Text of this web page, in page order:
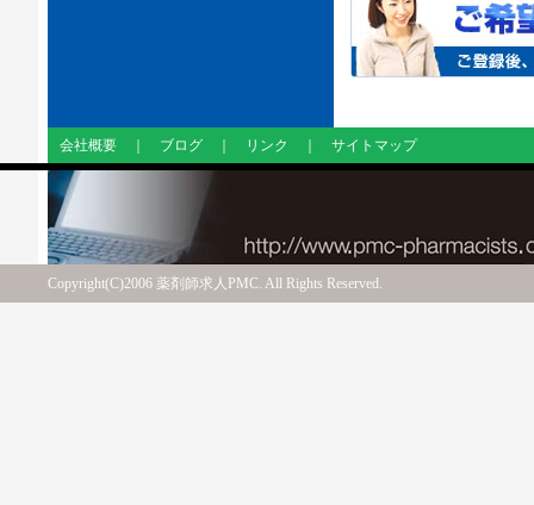
会社概要 ブログ リンク サイトマップ
Copyright(C)2006 薬剤師求人PMC. All Rights Reserved.